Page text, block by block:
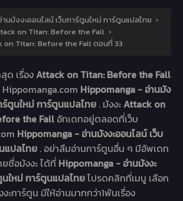
นมังงะออนไลน์ เว็บการ์ตูนใหม่ การ์ตูนแปลไทย ›
on Titan: Before the Fall ›
on Titan: Before the Fall ตอนที่ 33
ด เรื่องAttack on Titan: Before the Fall
Hippomanga.com Hippomanga - อ่านมัง
ร์ตูนใหม่ การ์ตูนแปลไทย . มังงะAttack on
the Fall อัทเดทอยู่ตลอดที่เว็บ
Hippomanga - อ่านมังงะออนไลน์ เว็บ
แปลไทย . อย่าลืมอ่านการ์ตูนอื่น ๆ มีอัพเดท
ชื่อมังงะ ได้ที่ Hippomanga - อ่านมังงะ
นใหม่ การ์ตูนแปลไทยโปรดคลิกที่เมนู เลือก
ะการ์ตูน มีให้อ่านมากกว่า1พันเรื่อง